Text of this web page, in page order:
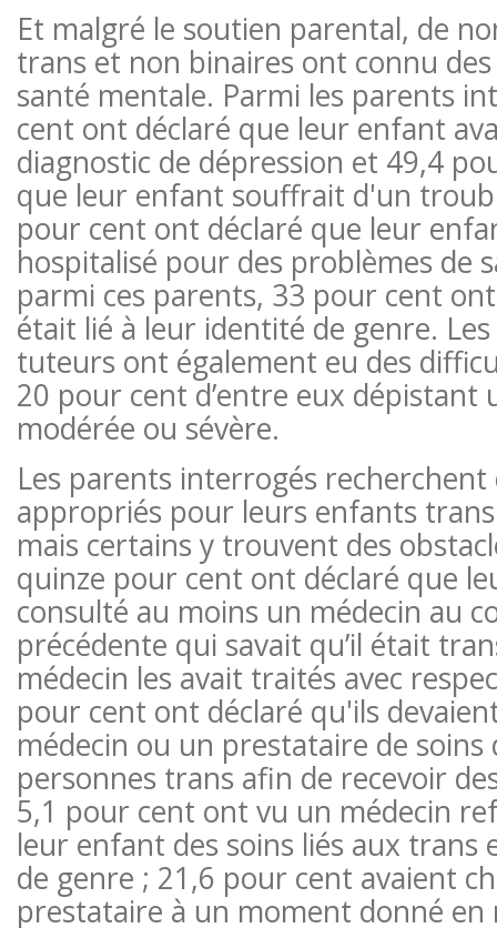
Et malgré le soutien parental, de
trans et non binaires ont connu
santé mentale. Parmi les parents
cent ont déclaré que leur enfant
diagnostic de dépression et 49,4
que leur enfant souffrait d'un
pour cent ont déclaré que leur
hospitalisé pour des problèmes de
parmi ces parents, 33 pour cent
était lié à leur identité de genre.
tuteurs ont également eu des
20 pour cent d’entre eux dépistant
modérée ou sévère.
Les parents interrogés recherchent
appropriés pour leurs enfants
mais certains y trouvent des
quinze pour cent ont déclaré que
consulté au moins un médecin au
précédente qui savait qu’il était
médecin les avait traités avec
pour cent ont déclaré qu'ils
médecin ou un prestataire de soins
personnes trans afin de recevoir
5,1 pour cent ont vu un médecin
leur enfant des soins liés aux
de genre ; 21,6 pour cent avaient
prestataire à un moment donné en